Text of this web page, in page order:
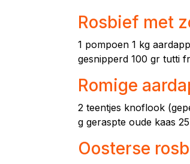
Rosbief met
1 pompoen 1 kg
gesnipperd 100 gr tutti
Romige
2 teentjes knoflook
g geraspte oude kaas
Oosterse